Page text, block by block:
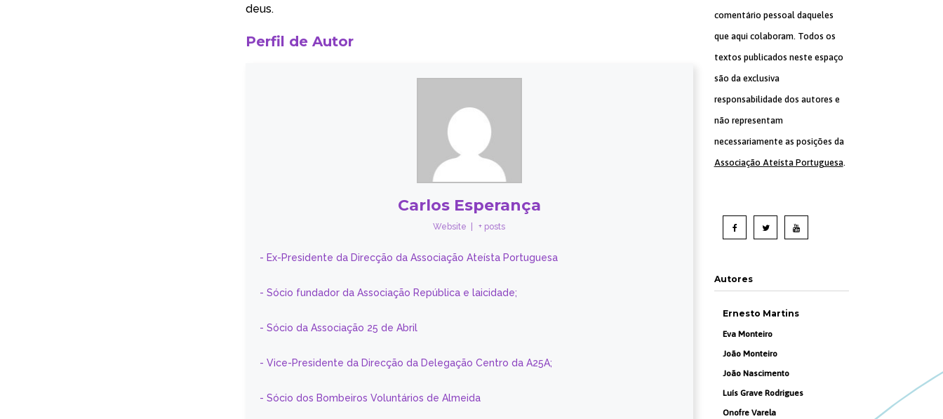
deus.
Perfil de Autor
Carlos Esperança
Website + posts
- Ex-Presidente da Direcção da Associação Ateísta Portuguesa
- Sócio fundador da Associação República e laicidade;
- Sócio da Associação 25 de Abril
- Vice-Presidente da Direcção da Delegação Centro da A25A;
- Sócio dos Bombeiros Voluntários de Almeida
comentário pessoal daqueles
que aqui colaboram. Todos os
textos publicados neste espaço
são da exclusiva
responsabilidade dos autores e
não representam
necessariamente as posições da
Associação Ateísta Portuguesa.
Autores
Ernesto Martins
Eva Monteiro
João Monteiro
João Nascimento
Luís Grave Rodrigues
Onofre Varela